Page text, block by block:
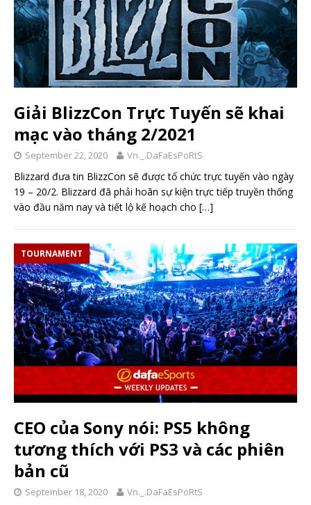
Giải BlizzCon Trực Tuyến sẽ khai
mạc vào tháng 2/2021
September 22, 2020 Vn._.DaFaEsPoRtS
Blizzard đưa tin BlizzCon sẽ được tổ chức trực tuyến vào ngày
19 – 20/2. Blizzard đã phải hoãn sự kiện trực tiếp truyền thống
vào đầu năm nay và tiết lộ kế hoạch cho […]
TOURNAMENT
CEO của Sony nói: PS5 không
tương thích với PS3 và các phiên
bản cũ
September 18, 2020 Vn._.DaFaEsPoRtS